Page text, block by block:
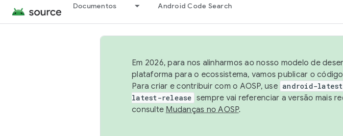
Documentos Android Code Search
Em 2026, para nos alinharmos ao nosso modelo de
plataforma para o ecossistema, vamos publicar o
Para criar e contribuir com o AOSP, use android-
latest-release sempre vai referenciar a versão mais
consulte Mudanças no AOSP.